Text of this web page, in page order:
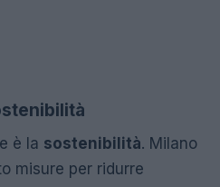
è la sostenibilità. Milano
misure per ridurre